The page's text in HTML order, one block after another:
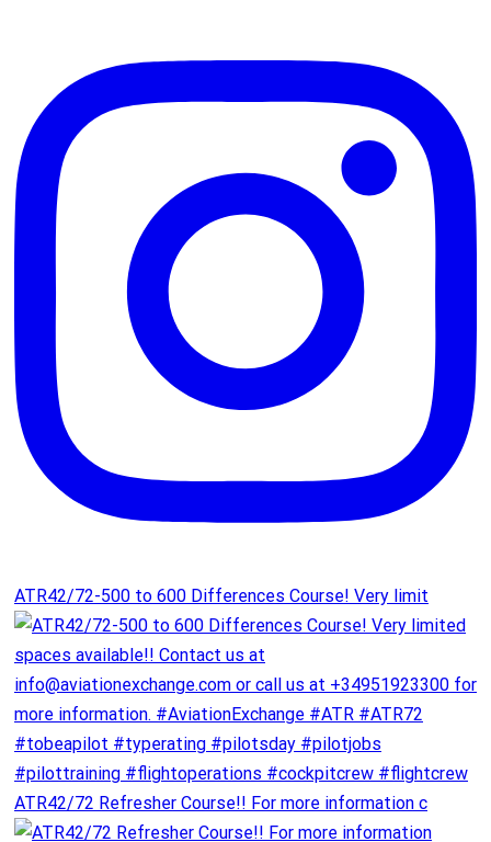
ATR42/72-500 to 600 Differences Course! Very limit
ATR42/72 Refresher Course!! For more information c